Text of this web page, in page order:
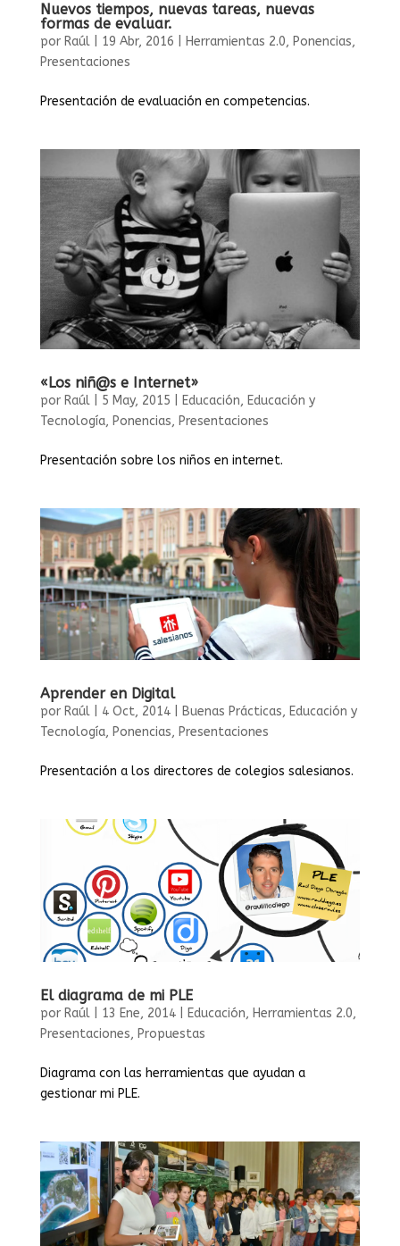
Nuevos tiempos, nuevas tareas, nuevas
formas de evaluar.
por Raúl| 19 Abr, 2016 Herramientas 2.0, Ponencias,
Presentaciones
Presentación de evaluación en competencias.
«Los niñ@s e Internet»
por Raúl| 5 May, 2015 Educación, Educación y
Tecnología, Ponencias, Presentaciones
Presentación sobre los niños en internet.
Aprender en Digital
por Raúl| 4 Oct, 2014| Buenas Prácticas, Educación y
Tecnología, Ponencias, Presentaciones
Presentación a los directores de colegios salesianos.
El diagrama de mi PLE
por Raúl| 13 Ene, 2014| Educación, Herramientas 2.0,
Presentaciones, Propuestas
Diagrama con las herramientas que ayudan a
gestionar mi PLE.